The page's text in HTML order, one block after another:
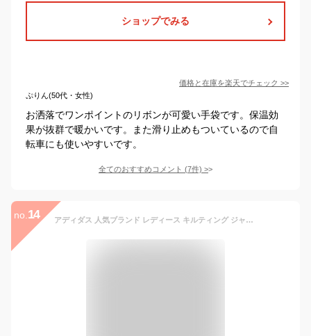
ショップでみる
価格と在庫を楽天でチェック >>
ぷりん(50代・女性)
お洒落でワンポイントのリボンが可愛い手袋です。保温効
果が抜群で暖かいです。また滑り止めもついているので自
転車にも使いやすいです。
全てのおすすめコメント (7件) >
no. 14 アディダス 人気ブランド レディース キルティング ジャージ手袋 スマホ タッチパネル対応 すべり止め付 ボア裏地 あったか 防寒 秋冬 手袋 自転車 通勤 通学 (黒)